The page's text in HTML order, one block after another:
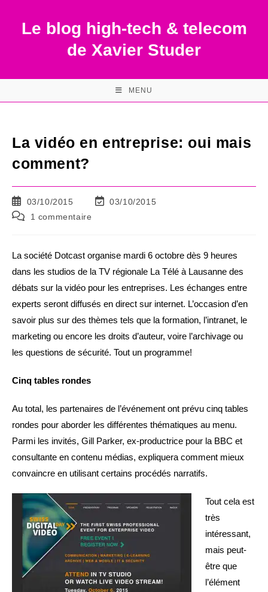
contentLe blog high-tech & telecom
de Xavier Studer
MENU
La vidéo en entreprise: oui mais
comment?
Publication
publiée :
03/10/2015
Dernière
03/10/2015
Commentaires
1 commentaire
La société Dotcast organise mardi 6 octobre dès 9 heures
dans les studios de la TV régionale La Télé à Lausanne des
débats sur la vidéo pour les entreprises. Les échanges entre
experts seront diffusés en direct sur internet. L’occasion d’en
savoir plus sur des thèmes tels que la formation, l’intranet, le
marketing ou encore les droits d’auteur, voire l’archivage ou
les questions de sécurité. Tout un programme!
Cinq tables rondes
Au total, les partenaires de l’événement ont prévu cinq tables
rondes pour aborder les différentes thématiques au menu.
Parmi les invités, Gill Parker, ex-productrice pour la BBC et
consultante en contenu médias, expliquera comment mieux
convaincre en utilisant certains procédés narratifs.
Tout cela est
très
intéressant,
mais peut-
être que
l’élément